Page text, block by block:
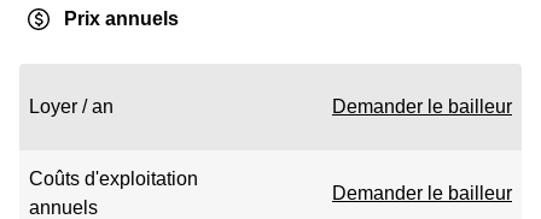
Prix annuels
Loyer / an Demander le bailleur
Coûts d'exploitation
annuels
Demander le bailleur